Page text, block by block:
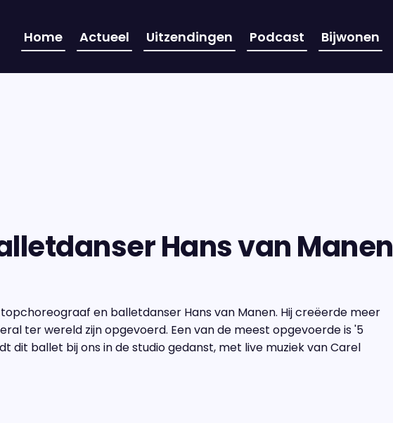
Home Actueel Uitzendingen Podcast Bijwonen
Hans van Manen
en balletdanser Hans van Manen. Hij creëerde meer
ter wereld zijn opgevoerd. Een van de meest opgevoerde is '5
dit ballet bij ons in de studio gedanst, met live muziek van Carel